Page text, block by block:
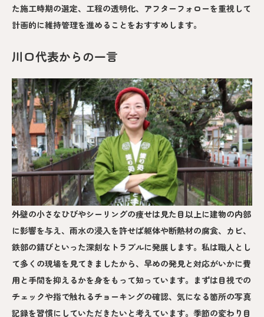
た施工時期の選定、工程の透明化、アフターフォローを重視して
計画的に維持管理を進めることをおすすめします。
川口代表からの一言
外壁の小さなひびやシーリングの痩せは見た目以上に建物の内部
に影響を与え、雨水の浸入を許せば躯体や断熱材の腐食、カビ、
鉄部の錆びといった深刻なトラブルに発展します。私は職人とし
て多くの現場を見てきましたから、早めの発見と対応がいかに費
用と手間を抑えるかを身をもって知っています。まずは目視での
チェックや指で触れるチョーキングの確認、気になる箇所の写真
記録を習慣にしていただきたいと考えています。季節の変わり目